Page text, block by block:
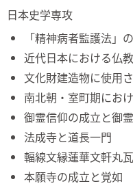
日本史学専攻
「精神病者監護法」
近代日本における仏
文化財建造物に使用
南北朝・室町期にお
御霊信仰の成立と御
法成寺と道長一門
輻線文縁蓮華文軒丸
本願寺の成立と覚如